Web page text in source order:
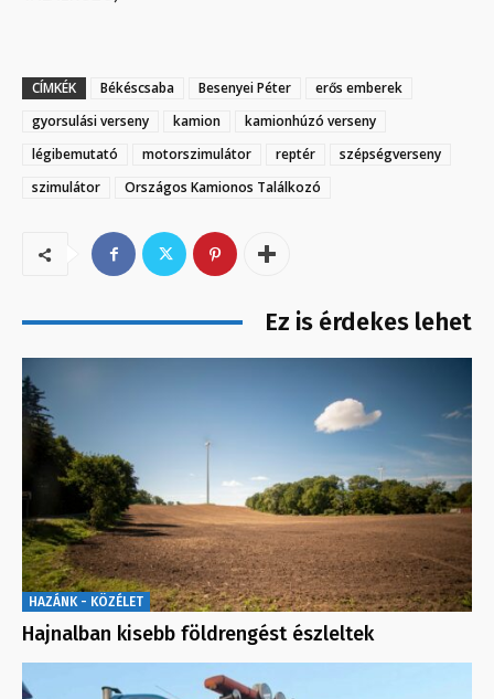
CÍMKÉK Békéscsaba Besenyei Péter
erős emberek
gyorsulási verseny
kamion
kamionhúzó verseny
légibemutató
motorszimulátor reptér
szépségverseny
szimulátor
Országos Kamionos Találkozó
Ez is érdekes lehet
HAZÁNK - KÖZÉLET
Hajnalban kisebb földrengést észleltek